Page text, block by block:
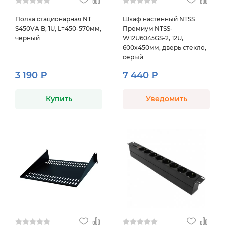
Полка стационарная NT
S450VA B, 1U, L=450-570мм,
черный
3 190 ₽
Купить
Шкаф настенный NTSS
Премиум NTSS-
W12U6045GS-2, 12U,
600x450мм, дверь стекло,
серый
7 440 ₽
Уведомить